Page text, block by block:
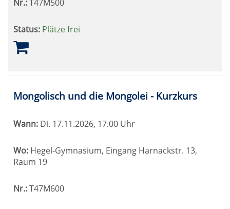
Nr.:T47M500
Status: Plätze frei
Mongolisch und die Mongolei - Kurzkurs
Wann: Di. 17.11.2026, 17.00 Uhr
Wo: Hegel-Gymnasium, Eingang Harnackstr. 13,
Raum 19
Nr.:T47M600